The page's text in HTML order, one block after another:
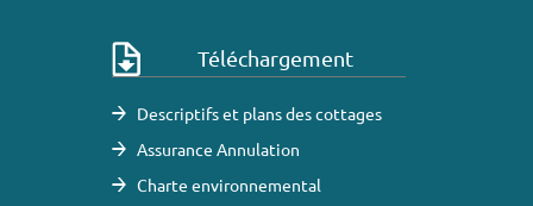
Téléchargement
Descriptifs et plans des cottages
Assurance Annulation
Charte environnemental